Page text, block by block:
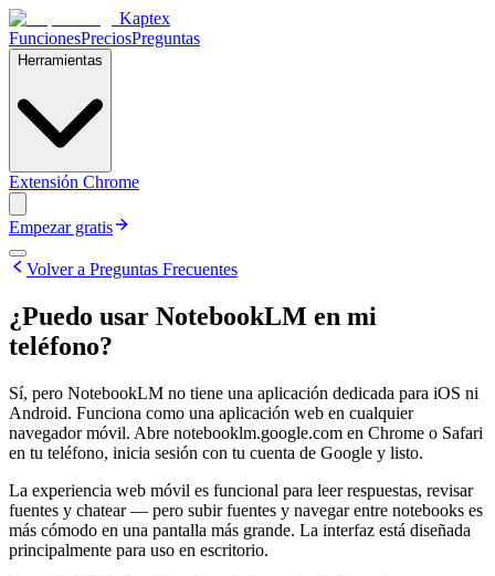
Kaptex
FuncionesPreciosPreguntas
Herramientas
Extensión Chrome
Empezar gratis
Volver a Preguntas Frecuentes
¿Puedo usar NotebookLM en mi
teléfono?
Sí, pero NotebookLM no tiene una aplicación dedicada para iOS ni
Android. Funciona como una aplicación web en cualquier
navegador móvil. Abre notebooklm.google.com en Chrome o Safari
en tu teléfono, inicia sesión con tu cuenta de Google y listo.
La experiencia web móvil es funcional para leer respuestas, revisar
fuentes y chatear — pero subir fuentes y navegar entre notebooks es
más cómodo en una pantalla más grande. La interfaz está diseñada
principalmente para uso en escritorio.